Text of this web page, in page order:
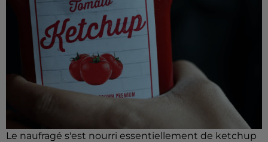
Le naufragé s'est nourri essentiellement de ketchup